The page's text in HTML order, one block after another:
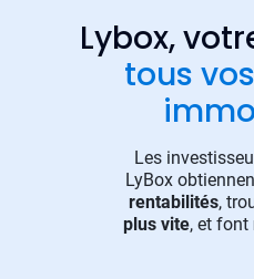
Lybox,
tous
Les
LyBox
rentabilités,
plus vite, et font